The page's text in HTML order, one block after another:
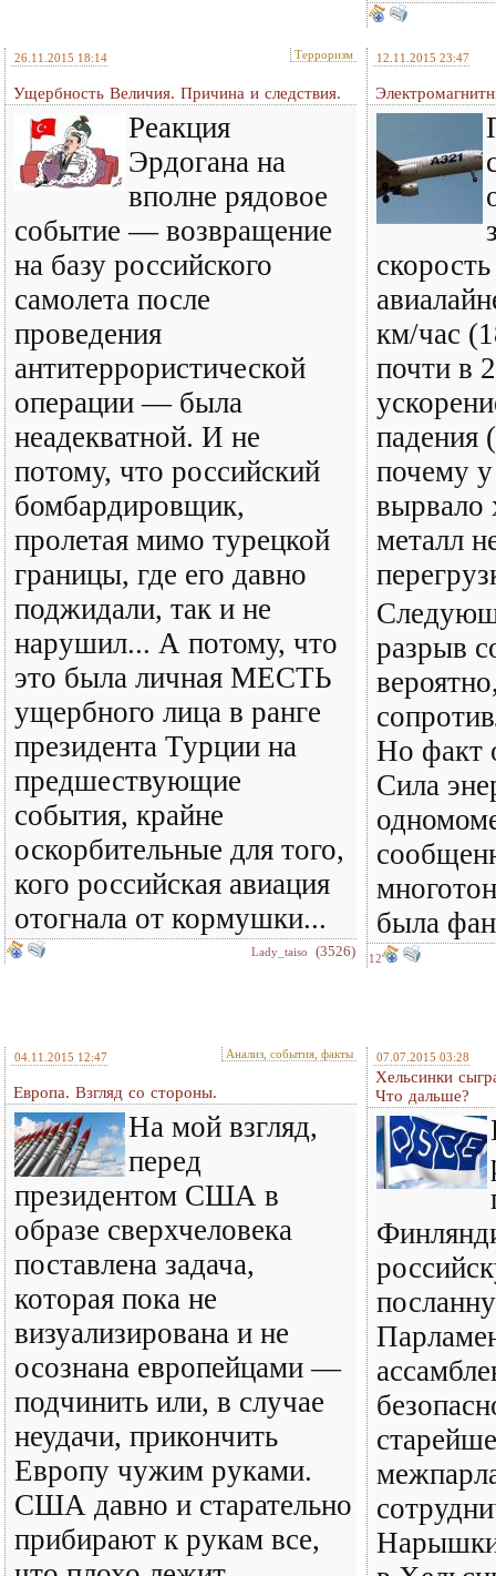
26.11.2015 18:14 Терроризм
Ущербность Величия. Причина и следствия.
Реакция
Эрдогана на
вполне рядовое
событие — возвращение
на базу российского
самолета после
проведения
антитеррористической
операции — была
неадекватной. И не
потому, что российский
бомбардировщик,
пролетая мимо турецкой
границы, где его давно
поджидали, так и не
нарушил... А потому, что
это была личная МЕСТЬ
ущербного лица в ранге
президента Турции на
предшествующие
события, крайне
оскорбительные для того,
кого российская авиация
отогнала от кормушки...
Lady_taiso (3526)
12.11.2015 23:47
км/час
почти в
падения
почему у
вырвало
металл
разрыв
Но факт
Сила
была
12
04.11.2015 12:47 Анализ, события, факты
Европа. Взгляд со стороны.
На мой взгляд,
перед
президентом США в
образе сверхчеловека
поставлена задача,
которая пока не
визуализирована и не
осознана европейцами —
подчинить или, в случае
неудачи, прикончить
Европу чужим руками.
США давно и старательно
прибирают к рукам все,
07.07.2015 03:28
Хельсинки
Что дальше?